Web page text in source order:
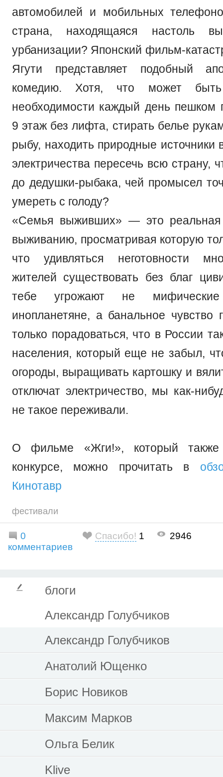
автомобилей и мобильных
страна, находящаяся настоль
урбанизации? Японский фильм-
Ягути представляет подобный
комедию. Хотя, что может
необходимости каждый день пешком
9 этаж без лифта, стирать белье
рыбу, находить природные источники
электричества пересечь всю страну,
до дедушки-рыбака, чей промысел
умереть с голоду?
«Семья выживших» — это реальная
выживанию, просматривая которую
что удивляться неготовности
жителей существовать без благ
тебе угрожают не
инопланетяне, а банальное чувство
только порадоваться, что в России
населения, который еще не забыл,
огороды, выращивать картошку и
отключат электричество, мы как-
не такое переживали.
О фильме «Жги!», который также
конкурсе, можно прочитать в
Кинотавр
фестивали
0
комментариев
Спасибо! 1 2946
блоги
Александр Голубчиков
Александр Голубчиков
Анатолий Ющенко
Борис Новиков
Максим Марков
Ольга Белик
Klive